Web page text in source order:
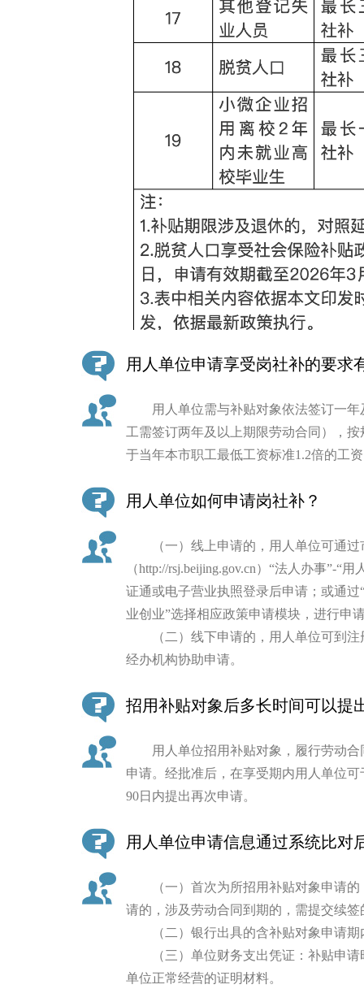
用人单位申请享受岗社补的要求
用人单位需与补贴对象依法签订一年
工需签订两年及以上期限劳动合同），
于当年本市职工最低工资标准1.2倍的工
用人单位如何申请岗社补？
（一）线上申请的，用人单位可通过
（http://rsj.beijing.gov.cn）“法人办事”-“
证通或电子营业执照登录后申请；或通过
业创业”选择相应政策申请模块，进行申
（二）线下申请的，用人单位可到注
经办机构协助申请。
招用补贴对象后多长时间可以提
用人单位招用补贴对象，履行劳动
申请。经批准后，在享受期内用人单位
90日内提出再次申请。
用人单位申请信息通过系统比对
（一）首次为所招用补贴对象申请的
请的，涉及劳动合同到期的，需提交续签
（二）银行出具的含补贴对象申请期
（三）单位财务支出凭证：补贴申请
单位正常经营的证明材料。